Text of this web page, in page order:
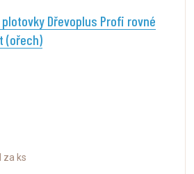
Dřevoplus Profi rovné
(ořech)
za ks